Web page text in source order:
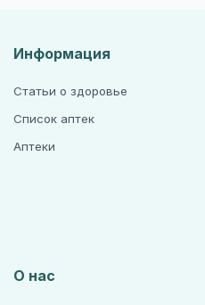
Информация
Статьи о здоровье
Список аптек
Аптеки
О нас